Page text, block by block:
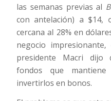
las semanas previas al
con antelación) a $14,
cercana al 28% en
negocio
presidente Macri dijo
fondos que
invertirlos en bonos.